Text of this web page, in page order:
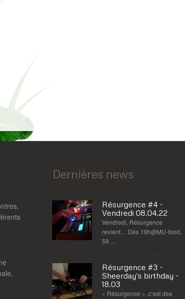
Dernières news
Résurgence #4 -
Vendredi 08.04.22
Vendredi, Résurgence
revient… Dès 19h@MU-food,
59 ...
Résurgence #3 -
Sheerday's birthday -
18.03
« Résurgence », c’est des